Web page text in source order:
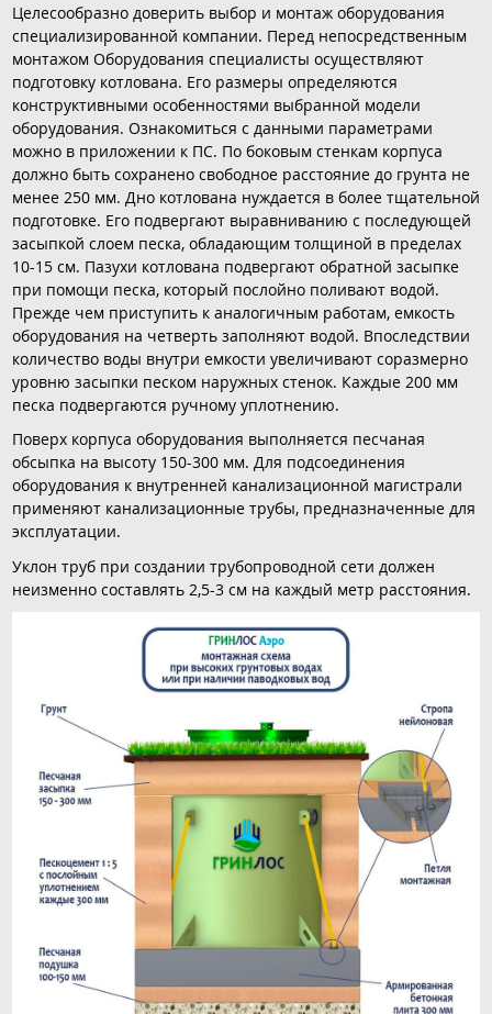
Целесообразно доверить выбор и монтаж оборудования
специализированной компании. Перед непосредственным
монтажом Оборудования специалисты осуществляют
подготовку котлована. Его размеры определяются
конструктивными особенностями выбранной модели
оборудования. Ознакомиться с данными параметрами
можно в приложении к ПС. По боковым стенкам корпуса
должно быть сохранено свободное расстояние до грунта не
менее 250 мм. Дно котлована нуждается в более тщательной
подготовке. Его подвергают выравниванию с последующей
засыпкой слоем песка, обладающим толщиной в пределах
10-15 см. Пазухи котлована подвергают обратной засыпке
при помощи песка, который послойно поливают водой.
Прежде чем приступить к аналогичным работам, емкость
оборудования на четверть заполняют водой. Впоследствии
количество воды внутри емкости увеличивают соразмерно
уровню засыпки песком наружных стенок. Каждые 200 мм
песка подвергаются ручному уплотнению.
Поверх корпуса оборудования выполняется песчаная
обсыпка на высоту 150-300 мм. Для подсоединения
оборудования к внутренней канализационной магистрали
применяют канализационные трубы, предназначенные для
эксплуатации.
Уклон труб при создании трубопроводной сети должен
неизменно составлять 2,5-3 см на каждый метр расстояния.